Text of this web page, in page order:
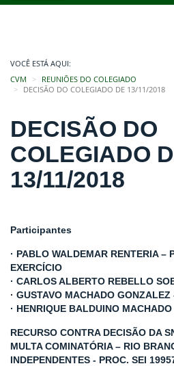
VOCÊ ESTÁ AQUI:
CVM
REUNIÕES DO COLEGIADO
DECISÃO DO COLEGIADO DE 13/11/2018
DECISÃO DO
COLEGIADO
13/11/2018
Participantes
· PABLO WALDEMAR RENTERIA –
EXERCÍCIO
· CARLOS ALBERTO REBELLO
· GUSTAVO MACHADO GONZALEZ
· HENRIQUE BALDUINO
RECURSO CONTRA DECISÃO DA
MULTA COMINATÓRIA – RIO
INDEPENDENTES - PROC. SEI